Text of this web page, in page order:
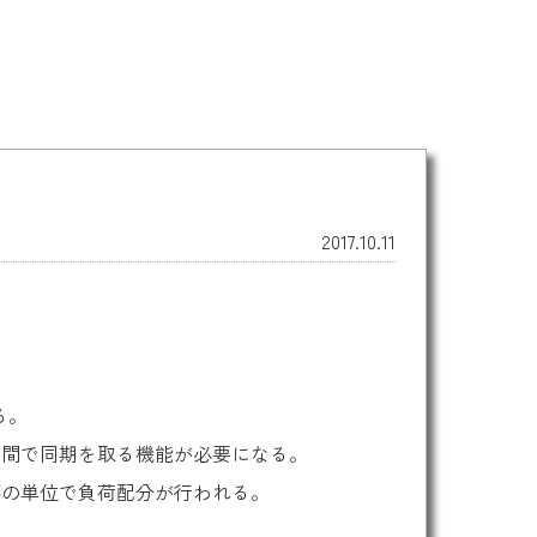
2017.10.11
同期を取る機能が必要になる。
位で負荷配分が行われる。